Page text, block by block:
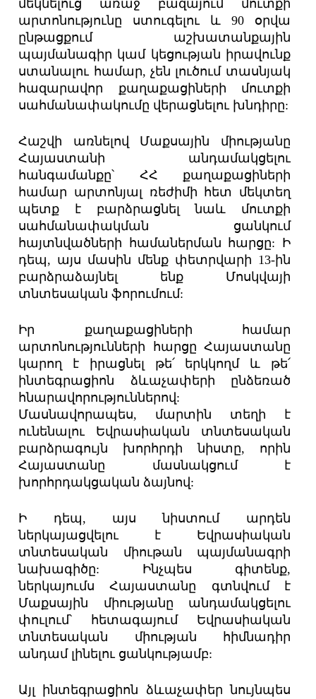
մեկնելուց առաջ բազայում մուտքի
արտոնությունը ստուգելու և 90 օրվա
ընթացքում աշխատանքային
պայմանագիր կամ կեցության իրավունք
ստանալու համար, չեն լուծում տասնյակ
հազարավոր քաղաքացիների մուտքի
սահմանափակումը վերացնելու խնդիրը:
Հաշվի առնելով Մաքսային միությանը
Հայաստանի անդամակցելու
հանգամանքը՝ ՀՀ քաղաքացիների
համար արտոնյալ ռեժիմի հետ մեկտեղ
պետք է բարձրացնել նաև մուտքի
սահմանափակման ցանկում
հայտնվածների համաներման հարցը: Ի
դեպ, այս մասին մենք փետրվարի 13-ին
բարձրաձայնել ենք Մոսկվայի
տնտեսական ֆորումում:
Իր քաղաքացիների համար
արտոնությունների հարցը Հայաստանը
կարող է իրացնել թե՛ երկկողմ և թե՛
ինտեգրացիոն ձևաչափերի ընձեռած
հնարավորություններով:
Մասնավորապես, մարտին տեղի է
ունենալու Եվրասիական տնտեսական
բարձրագույն խորհրդի նիստը, որին
Հայաստանը մասնակցում է
խորհրդակցական ձայնով:
Ի դեպ, այս նիստում արդեն
ներկայացվելու է Եվրասիական
տնտեսական միութան պայմանագրի
նախագիծը: Ինչպես գիտենք,
ներկայումս Հայաստանը գտնվում է
Մաքսային միությանը անդամակցելու
փուլում՝ հետագայում Եվրասիական
տնտեսական միության հիմնադիր
անդամ լինելու ցանկությամբ:
Այլ ինտեգրացիոն ձևաչափեր նույնպես